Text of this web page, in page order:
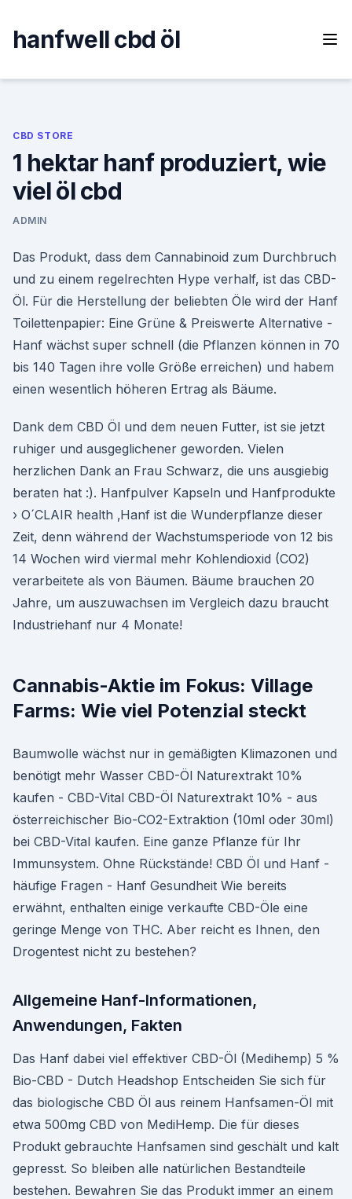
content
hanfwell cbd öl
CBD STORE
1 hektar hanf produziert, wie
viel öl cbd
ADMIN
Das Produkt, dass dem Cannabinoid zum Durchbruch
und zu einem regelrechten Hype verhalf, ist das CBD-
Öl. Für die Herstellung der beliebten Öle wird der Hanf
Toilettenpapier: Eine Grüne & Preiswerte Alternative -
Hanf wächst super schnell (die Pflanzen können in 70
bis 140 Tagen ihre volle Größe erreichen) und habem
einen wesentlich höheren Ertrag als Bäume.
Dank dem CBD Öl und dem neuen Futter, ist sie jetzt
ruhiger und ausgeglichener geworden. Vielen
herzlichen Dank an Frau Schwarz, die uns ausgiebig
beraten hat :). Hanfpulver Kapseln und Hanfprodukte
› O´CLAIR health ‚Hanf ist die Wunderpflanze dieser
Zeit, denn während der Wachstumsperiode von 12 bis
14 Wochen wird viermal mehr Kohlendioxid (CO2)
verarbeitete als von Bäumen. Bäume brauchen 20
Jahre, um auszuwachsen im Vergleich dazu braucht
Industriehanf nur 4 Monate!
Cannabis-Aktie im Fokus: Village
Farms: Wie viel Potenzial steckt
Baumwolle wächst nur in gemäßigten Klimazonen und
benötigt mehr Wasser CBD-Öl Naturextrakt 10%
kaufen - CBD-Vital CBD-Öl Naturextrakt 10% - aus
österreichischer Bio-CO2-Extraktion (10ml oder 30ml)
bei CBD-Vital kaufen. Eine ganze Pflanze für Ihr
Immunsystem. Ohne Rückstände! CBD Öl und Hanf -
häufige Fragen - Hanf Gesundheit Wie bereits
erwähnt, enthalten einige verkaufte CBD-Öle eine
geringe Menge von THC. Aber reicht es Ihnen, den
Drogentest nicht zu bestehen?
Allgemeine Hanf-Informationen,
Anwendungen, Fakten
Das Hanf dabei viel effektiver CBD-Öl (Medihemp) 5 %
Bio-CBD - Dutch Headshop Entscheiden Sie sich für
das biologische CBD Öl aus reinem Hanfsamen-Öl mit
etwa 500mg CBD von MediHemp. Die für dieses
Produkt gebrauchte Hanfsamen sind geschält und kalt
gepresst. So bleiben alle natürlichen Bestandteile
bestehen. Bewahren Sie das Produkt immer an einem